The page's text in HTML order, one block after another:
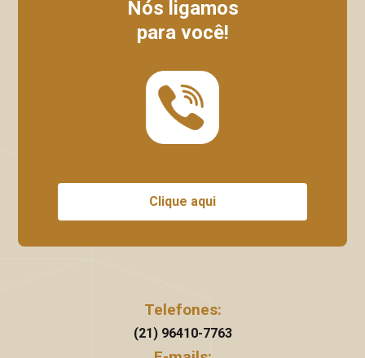
Nós ligamos
para você!
Clique aqui
Telefones:
(21) 96410-7763